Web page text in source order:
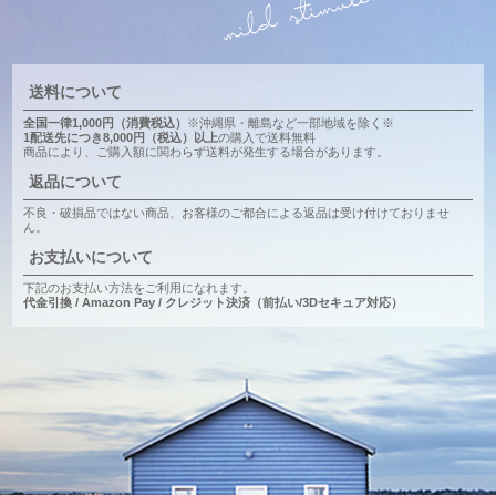
送料について
全国一律1,000円（消費税込） ※沖縄県・離島など一部地域を除く※
1配送先につき8,000円（税込）以上の購入で送料無料
商品により、ご購入額に関わらず送料が発生する場合があります。
返品について
不良・破損品ではない商品、お客様のご都合による返品は受け付けておりませ
ん。
お支払いについて
下記のお支払い方法をご利用になれます。
代金引換 / Amazon Pay / クレジット決済（前払い/3Dセキュア対応）